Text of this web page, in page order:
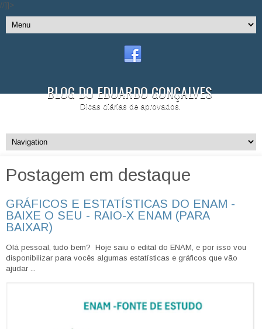
//]]>
BLOG DO EDUARDO GONÇALVES
Dicas diárias de aprovados.
Postagem em destaque
GRÁFICOS E ESTATÍSTICAS DO ENAM -
BAIXE O SEU - RAIO-X ENAM (PARA
BAIXAR)
Olá pessoal, tudo bem? Hoje saiu o edital do ENAM, e por isso vou
disponibilizar para vocês algumas estatísticas e gráficos que vão
ajudar ...